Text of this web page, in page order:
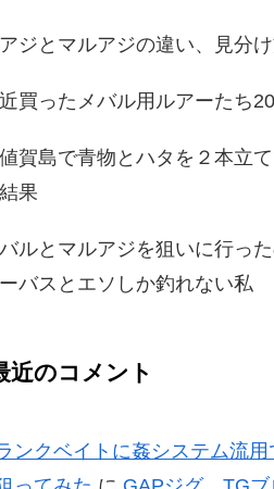
ジとマルアジの違い、見分
買ったメバル用ルアーたち
賀島で青物とハタを２本立
果
ルとマルアジを狙いに行った
バスとエソしか釣れない私
近のコメント
ンクベイトに姦システム流用